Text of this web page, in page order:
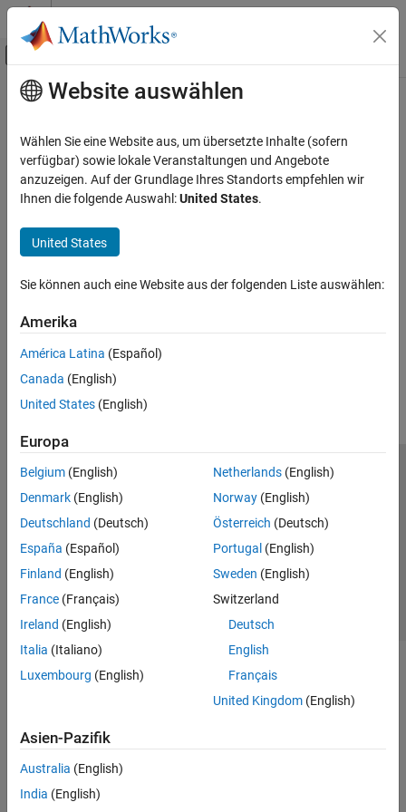
Weiter zum Inhalt
Umschaltung für Off-Canvas-
Startseite der Dokumentation
Hauptinhalt
How useful was this information?
Website auswählen
Wählen Sie eine Website aus, um übersetzte Inhalte (sofern
verfügbar) sowie lokale Veranstaltungen und Angebote
anzuzeigen. Auf der Grundlage Ihres Standorts empfehlen wir
Ihnen die folgende Auswahl:United States.
United States
Sie können auch eine Website aus der folgenden Liste auswählen:
Amerika
América Latina (Español)
Canada (English)
United States (English)
Europa
Belgium (English)
Denmark (English)
Deutschland (Deutsch)
España (Español)
Finland (English)
France (Français)
Ireland (English)
Italia (Italiano)
Luxembourg (English)
Netherlands(English)
Norway(English)
Österreich (Deutsch)
Portugal (English)
Sweden (English)
Switzerland
Deutsch
English
Français
United Kingdom(English)
Asien-Pazifik
Australia (English)
India (English)
Trust Center
Datenschutz-Richtlinien
Datendiebstahl verhindern
Status von Anwendungen
© 1994-2026 The MathWorks, Inc.
Website auswählen
Deutschland